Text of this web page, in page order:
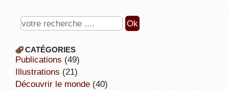
CATÉGORIES
publications (49)
illustrations (21)
découvrir le monde(40)